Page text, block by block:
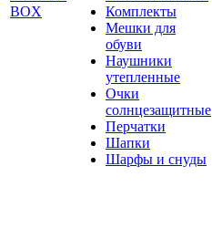
BOX
Комплекты
Мешки для
обуви
Наушники
утепленные
Очки
солнцезащитные
Перчатки
Шапки
Шарфы и снуды